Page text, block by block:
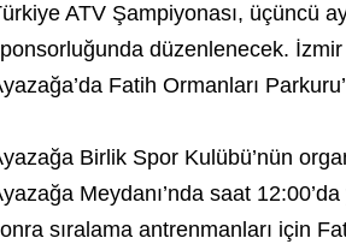
ATV Şampiyonası, üçüncü
düzenlenecek.
Fatih Ormanları
Birlik Spor Kulübü’nün
Meydanı’nda saat
sıralama antrenmanları için